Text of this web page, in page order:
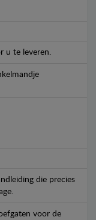
u te leveren.
die precies
voor de